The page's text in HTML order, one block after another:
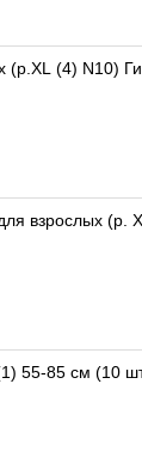
(4) N10)
взрослых
55-85 см (10